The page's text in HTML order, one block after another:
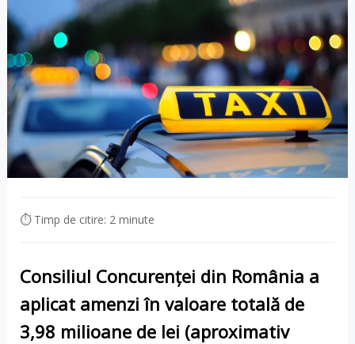
⏱ Timp de citire: 2 minute
Consiliul Concurenței din România a
aplicat amenzi în valoare totală de
3,98 milioane de lei (aproximativ